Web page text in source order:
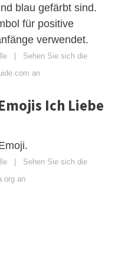
blau gefärbt sind.
für positive
verwendet.
| Sehen Sie sich die
an
Ich Liebe
| Sehen Sie sich die
an